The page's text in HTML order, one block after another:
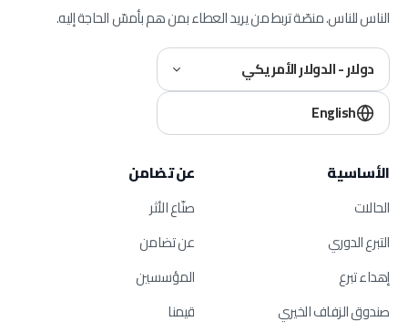
الناس للناس. منصّة تربط من يريد العطاء بمن هم بأمسّ الحاجة إليه.
دولار - الدولار الأمريكي
English
الأساسية
الحالات
التبرع الدوري
إهداء تبرع
صندوق الزفاف الخيري
عن تضامن
صنّاع الأثر
عن تضامن
المؤسسين
قيمنا